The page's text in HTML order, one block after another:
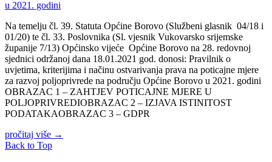
Na temelju čl. 39. Statuta Općine Borovo (Službeni glasnik 04/18 i
01/20) te čl. 33. Poslovnika (Sl. vjesnik Vukovarsko srijemske
županije 7/13) Općinsko vijeće Općine Borovo na 28. redovnoj
sjednici održanoj dana 18.01.2021 god. donosi: Pravilnik o
uvjetima, kriterijima i načinu ostvarivanja prava na poticajne mjere
za razvoj poljoprivrede na području Općine Borovo u 2021. godini
OBRAZAC 1 – ZAHTJEV POTICAJNE MJERE U
POLJOPRIVREDIOBRAZAC 2 – IZJAVA ISTINITOST
PODATAKAOBRAZAC 3 – GDPR
pročitaj više →
Back to Top